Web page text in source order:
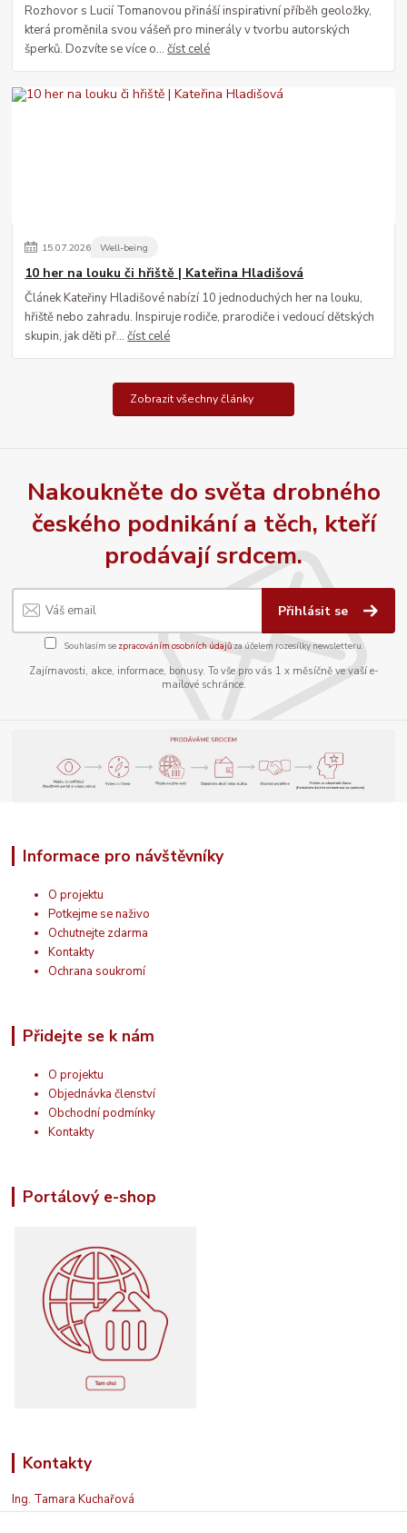
Rozhovor s Lucií Tomanovou přináší inspirativní příběh geoložky,
která proměnila svou vášeň pro minerály v tvorbu autorských
šperků. Dozvíte se více o...číst celé
15.07.2026 Well-being
10 her na louku či hřiště | Kateřina Hladišová
Článek Kateřiny Hladišové nabízí 10 jednoduchých her na louku,
hřiště nebo zahradu. Inspiruje rodiče, prarodiče i vedoucí dětských
skupin, jak děti př...číst celé
Zobrazit všechny články
Nakoukněte do světa drobného
českého podnikání a těch, kteří
prodávají srdcem.
Přihlásit se
Souhlasím se zpracováním osobních údajůza účelem rozesílky newsletteru.
Zajímavosti, akce, informace, bonusy. To vše pro vás 1 x měsíčně ve vaší e-
mailové schránce.
Informace pro návštěvníky
O projektu
Potkejme se naživo
Ochutnejte zdarma
Kontakty
Ochrana soukromí
Přidejte se k nám
O projektu
Objednávka členství
Obchodní podmínky
Kontakty
Portálový e-shop
Kontakty
Ing. Tamara Kuchařová
+420 774 687 150